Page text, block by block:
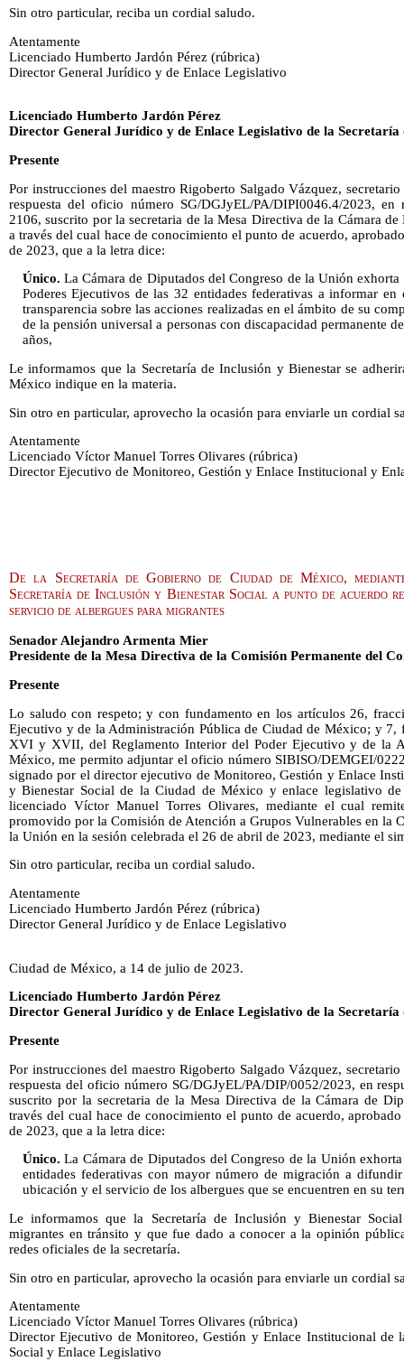
Sin otro particular, reciba un cordial saludo.
Atentamente
Licenciado Humberto Jardón Pérez (rúbrica)
Director General Jurídico y de Enlace Legislativo
Licenciado Humberto Jardón Pérez
Director General Jurídico y de Enlace Legislativo de la Secretaría
Presente
Por instrucciones del maestro Rigoberto Salgado Vázquez,
respuesta del oficio número SG/DGJyEL/PA/DIPI0046.4/2023,
2106, suscrito por la secretaria de la Mesa Directiva de la Cámara
a través del cual hace de conocimiento el punto de acuerdo,
de 2023, que a la letra dice:
Único. La Cámara de Diputados del Congreso de la Unión
Poderes Ejecutivos de las 32 entidades federativas a informar
transparencia sobre las acciones realizadas en el ámbito de su
de la pensión universal a personas con discapacidad permanente
años,
Le informamos que la Secretaría de Inclusión y Bienestar se
México indique en la materia.
Sin otro en particular, aprovecho la ocasión para enviarle un cordial
Atentamente
Licenciado Víctor Manuel Torres Olivares (rúbrica)
Director Ejecutivo de Monitoreo, Gestión y Enlace Institucional y
De la Secretaría de Gobierno de Ciudad de México,
Secretaría de Inclusión y Bienestar Social a punto de
servicio de albergues para migrantes
Senador Alejandro Armenta Mier
Presidente de la Mesa Directiva de la Comisión Permanente del
Presente
Lo saludo con respeto; y con fundamento en los artículos 26,
Ejecutivo y de la Administración Pública de Ciudad de México; y
XVI y XVII, del Reglamento Interior del Poder Ejecutivo y de la
México, me permito adjuntar el oficio número SIBISO/DEMGEI/
signado por el director ejecutivo de Monitoreo, Gestión y Enlace
y Bienestar Social de la Ciudad de México y enlace legislativo
licenciado Víctor Manuel Torres Olivares, mediante el cual
promovido por la Comisión de Atención a Grupos Vulnerables en la
la Unión en la sesión celebrada el 26 de abril de 2023, mediante el
Sin otro particular, reciba un cordial saludo.
Atentamente
Licenciado Humberto Jardón Pérez (rúbrica)
Director General Jurídico y de Enlace Legislativo
Ciudad de México, a 14 de julio de 2023.
Licenciado Humberto Jardón Pérez
Director General Jurídico y de Enlace Legislativo de la Secretaría
Presente
Por instrucciones del maestro Rigoberto Salgado Vázquez,
respuesta del oficio número SG/DGJyEL/PA/DIP/0052/2023, en
suscrito por la secretaria de la Mesa Directiva de la Cámara de
través del cual hace de conocimiento el punto de acuerdo,
de 2023, que a la letra dice:
Único. La Cámara de Diputados del Congreso de la Unión
entidades federativas con mayor número de migración a
ubicación y el servicio de los albergues que se encuentren en su
Le informamos que la Secretaría de Inclusión y Bienestar
migrantes en tránsito y que fue dado a conocer a la opinión
redes oficiales de la secretaría.
Sin otro en particular, aprovecho la ocasión para enviarle un cordial
Atentamente
Licenciado Víctor Manuel Torres Olivares (rúbrica)
Director Ejecutivo de Monitoreo, Gestión y Enlace Institucional de
Social y Enlace Legislativo